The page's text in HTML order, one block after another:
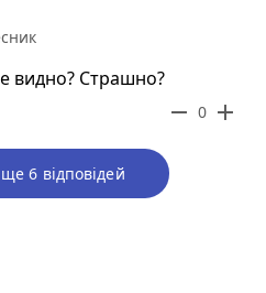
видно? Страшно?
remove 0 add
6 відповідей